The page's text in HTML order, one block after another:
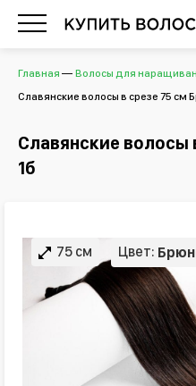
Главная
Волосы для
Славянские волосы в срезе 75 см
Славянские волосы
1б
75 см Цвет: